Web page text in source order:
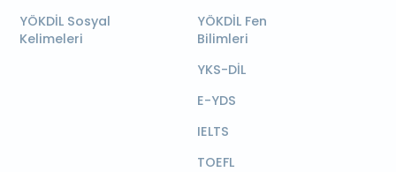
YÖKDİL Sosyal
Kelimeleri
YÖKDİL Fen
Bilimleri
YKS-DİL
E-YDS
IELTS
TOEFL